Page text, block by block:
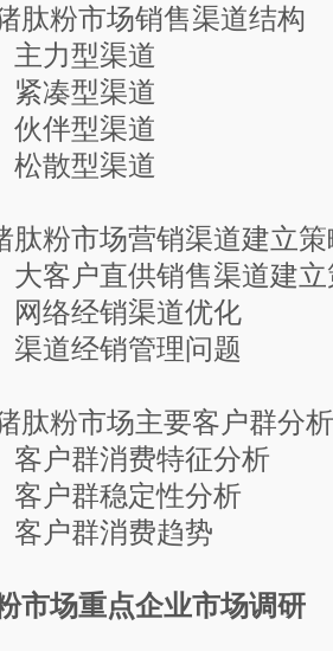
粉市场销售渠道结构
型渠道
型渠道
型渠道
型渠道
粉市场营销渠道建立策
直供销售渠道建立
经销渠道优化
经销管理问题
粉市场主要客户群分析
消费特征分析
群稳定性分析
群消费趋势
市场重点企业市场调研